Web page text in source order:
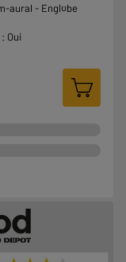
aural - Englobe
Oui